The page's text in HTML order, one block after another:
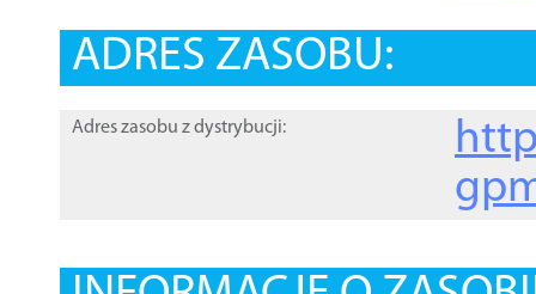
ADRES ZASOBU:
Adres zasobu z dystrybucji: